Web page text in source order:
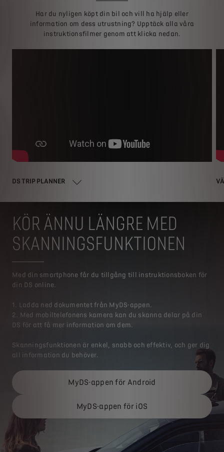
Har du nyligen köpt din bil och vill ha hjälp eller
information om dess utrustning? Upptäck alla våra
instruktionsfilmer genom att klicka nedan.
DS TRIP PLANNER
KÖR ÄNNU LÄNGRE MED
SKANNINGSFUNKTIONEN
Med din smartphone får du tillgång till instruktionsboken för
din DS online.
1. Ladda ned dokumentet från MyDS-appen.
2. Med mobiltelefonens kamera kan du skanna delar på din
DS för att få mer information om dem.
Skanningsfunktionen är enkel, snabb och effektiv, och ger dig
all information du behöver.
MyDS-appen för Android
MyDS-appen för iOS